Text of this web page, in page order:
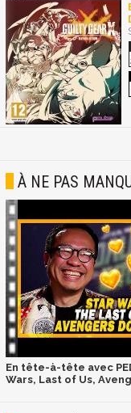
À NE PAS
En tête-à-tête avec
Wars, Last of Us,